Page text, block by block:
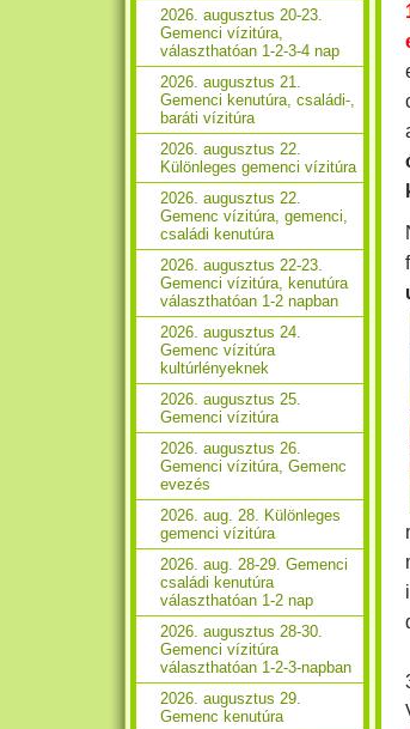
2026. augusztus 20-23.
Gemenci vízitúra,
választhatóan 1-2-3-4 nap
2026. augusztus 21.
Gemenci kenutúra, családi-,
baráti vízitúra
2026. augusztus 22.
Különleges gemenci vízitúra
2026. augusztus 22.
Gemenc vízitúra, gemenci,
családi kenutúra
2026. augusztus 22-23.
Gemenci vízitúra, kenutúra
választhatóan 1-2 napban
2026. augusztus 24.
Gemenc vízitúra
kultúrlényeknek
2026. augusztus 25.
Gemenci vízitúra
2026. augusztus 26.
Gemenci vízitúra, Gemenc
evezés
2026. aug. 28. Különleges
gemenci vízitúra
2026. aug. 28-29. Gemenci
családi kenutúra
választhatóan 1-2 nap
2026. augusztus 28-30.
Gemenci vízitúra
választhatóan 1-2-3-napban
2026. augusztus 29.
Gemenc kenutúra